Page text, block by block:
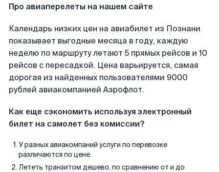
Про авиаперелеты на нашем сайте
Календарь низких цен на авиабилет из Познани
показывает выгодные месяца в году, каждую
неделю по маршруту летают 5 прямых рейсов и 10
рейсов с пересадкой. Цена варьируется, самая
дорогая из найденных пользователями 9000
рублей авиакомпанией Аэрофлот.
Как еще сэкономить используя электронный
билет на самолет без комиссии?
У разных авиакомпаний услуги по перевозке
различаются по цене.
Лететь транзитом дешево, по сравнению от и до